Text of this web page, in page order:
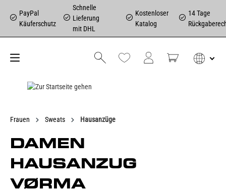
PayPal
Käuferschutz
Schnelle
Lieferung
mit DHL
Kostenloser
Katalog
14 Tage
Frauen Sweats Hausanzüge
DAMEN
HAUSANZUG
VØRMA